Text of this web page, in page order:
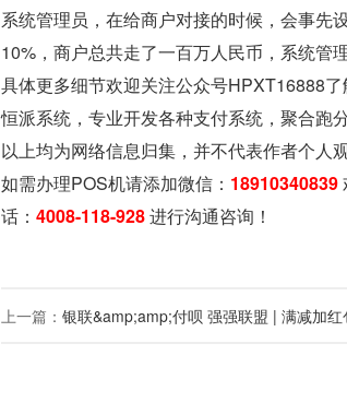
系统管理员，在给商户对接的时候，会事先
10%，商户总共走了一百万人民币，系统管
具体更多细节欢迎关注公众号HPXT16888
恒派系统，专业开发各种支付系统，聚合跑
以上均为网络信息归集，并不代表作者个人观
如需办理POS机请添加微信： 18910340839
话： 4008-118-928进行沟通咨询！
上一篇： 银联&amp;amp;付呗 强强联盟 | 满减加